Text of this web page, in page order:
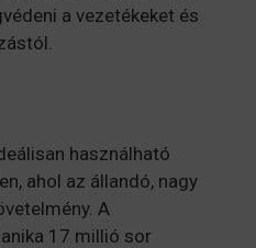
a vezetékeket és
használható
ahol az állandó, nagy
A
17 millió sor